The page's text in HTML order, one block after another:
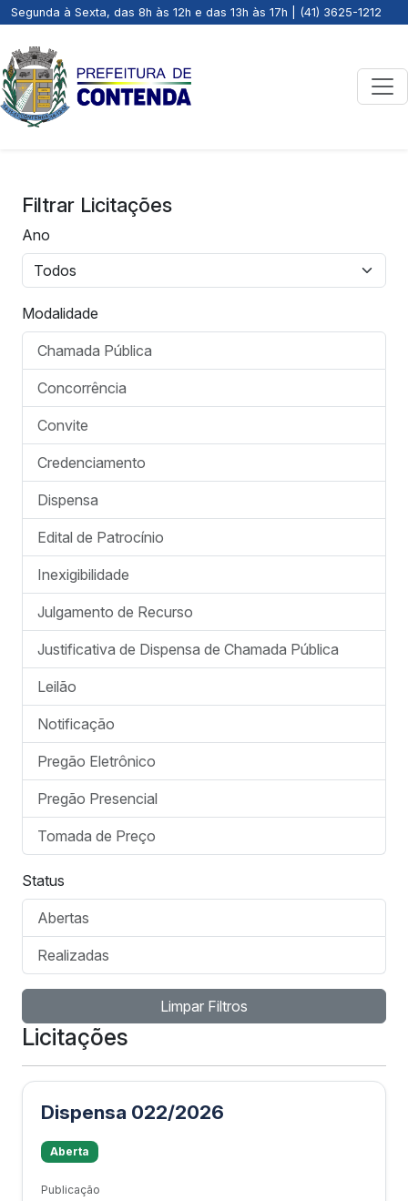
Segunda à Sexta, das 8h às 12h e das 13h às 17h | (41) 3625-1212
Filtrar Licitações
Ano
Modalidade
Chamada Pública
Concorrência
Convite
Credenciamento
Dispensa
Edital de Patrocínio
Inexigibilidade
Julgamento de Recurso
Justificativa de Dispensa de Chamada Pública
Leilão
Notificação
Pregão Eletrônico
Pregão Presencial
Tomada de Preço
Status
Abertas
Realizadas
Limpar Filtros
Licitações
Dispensa 022/2026
Aberta
Publicação